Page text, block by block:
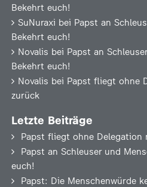
Bekehrt euch!
SuNuraxi bei Papst an
Bekehrt euch!
Novalis bei Papst an
Bekehrt euch!
Novalis bei Papst fliegt ohne
zurück
Letzte Beiträge
Papst fliegt ohne Delegation
Papst an Schleuser und
euch!
Papst: Die Menschenwürde